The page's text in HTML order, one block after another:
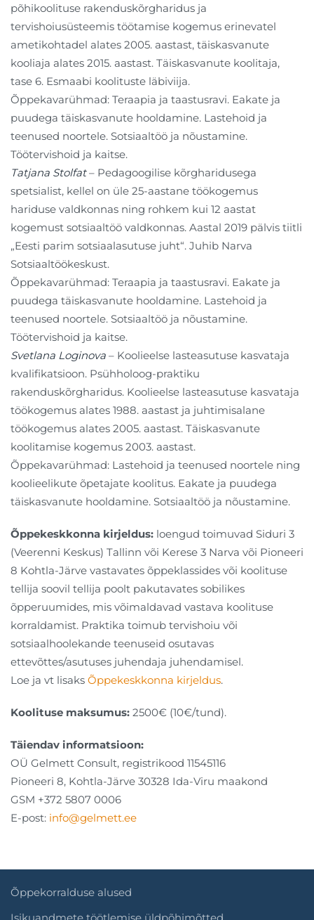
põhikoolituse rakenduskõrgharidus ja
tervishoiusüsteemis töötamise kogemus erinevatel
ametikohtadel alates 2005. aastast, täiskasvanute
kooliaja alates 2015. aastast. Täiskasvanute koolitaja,
tase 6. Esmaabi koolituste läbiviija.
Õppekavarühmad: Teraapia ja taastusravi. Eakate ja
puudega täiskasvanute hooldamine. Lastehoid ja
teenused noortele. Sotsiaaltöö ja nõustamine.
Töötervishoid ja kaitse.
Tatjana Stolfat– Pedagoogilise kõrgharidusega
spetsialist, kellel on üle 25-aastane töökogemus
hariduse valdkonnas ning rohkem kui 12 aastat
kogemust sotsiaaltöö valdkonnas. Aastal 2019 pälvis tiitli
„Eesti parim sotsiaalasutuse juht“. Juhib Narva
Sotsiaaltöökeskust.
Õppekavarühmad: Teraapia ja taastusravi. Eakate ja
puudega täiskasvanute hooldamine. Lastehoid ja
teenused noortele. Sotsiaaltöö ja nõustamine.
Töötervishoid ja kaitse.
Svetlana Loginova – Koolieelse lasteasutuse kasvataja
kvalifikatsioon. Psühholoog-praktiku
rakenduskõrgharidus. Koolieelse lasteasutuse kasvataja
töökogemus alates 1988. aastast ja juhtimisalane
töökogemus alates 2005. aastast. Täiskasvanute
koolitamise kogemus 2003. aastast.
Õppekavarühmad: Lastehoid ja teenused noortele ning
koolieelikute õpetajate koolitus. Eakate ja puudega
täiskasvanute hooldamine. Sotsiaaltöö ja nõustamine.
Õppekeskkonna kirjeldus: loengud toimuvad Siduri 3
(Veerenni Keskus) Tallinn või Kerese 3 Narva või Pioneeri
8 Kohtla-Järve vastavates õppeklassides või koolituse
tellija soovil tellija poolt pakutavates sobilikes
õpperuumides, mis võimaldavad vastava koolituse
korraldamist. Praktika toimub tervishoiu või
sotsiaalhoolekande teenuseid osutavas
ettevõttes/asutuses juhendaja juhendamisel.
Loe ja vt lisaks Õppekeskkonna kirjeldus.
Koolituse maksumus: 2500€ (10€/tund).
Täiendav informatsioon:
OÜ Gelmett Consult, registrikood 11545116
Pioneeri 8, Kohtla-Järve 30328 Ida-Viru maakond
GSM +372 5807 0006
E-post: info@gelmett.ee
Õppekorralduse alused